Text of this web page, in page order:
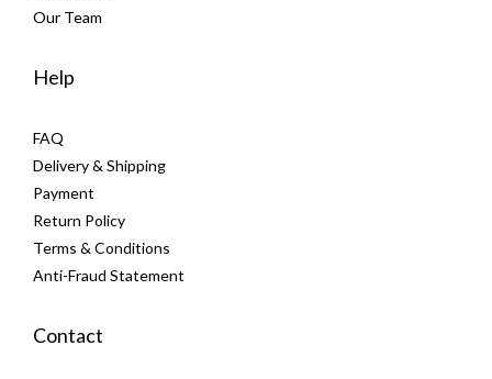
Our Team
Help
FAQ
Delivery & Shipping
Payment
Return Policy
Terms & Conditions
Anti-Fraud Statement
Contact